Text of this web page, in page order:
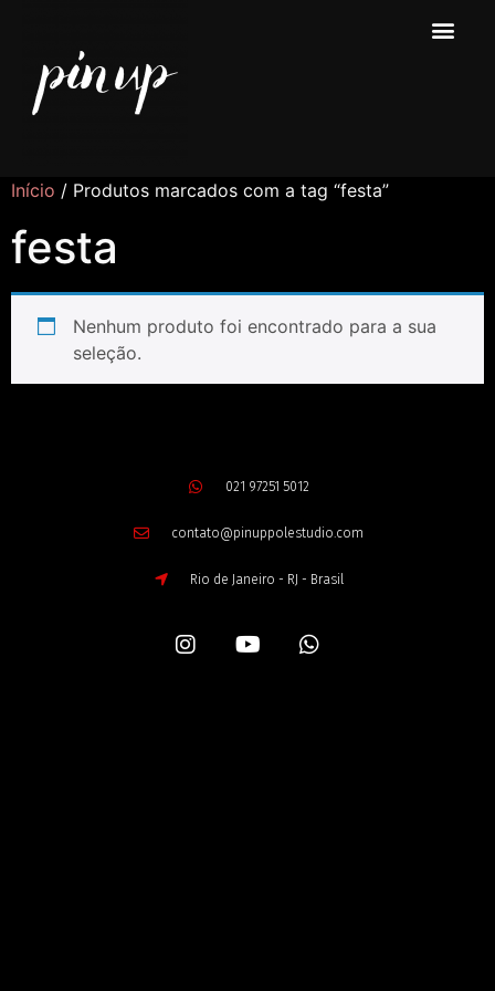
Início / Produtos marcados com a tag “festa”
festa
Nenhum produto foi encontrado para a sua
seleção.
021 97251 5012
contato@pinuppolestudio.com
Rio de Janeiro - RJ - Brasil